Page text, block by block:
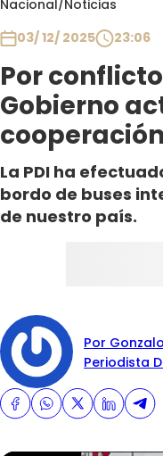
Nacional/Noticias
03/ 12/ 2025
23:06
Por
Gobierno
La PDI ha
bordo de buses
de nuestro país.
Por
Periodista
Club De La
Contigo en
Plan Perfecto
El Tiempo
Sabingo
Todos Los